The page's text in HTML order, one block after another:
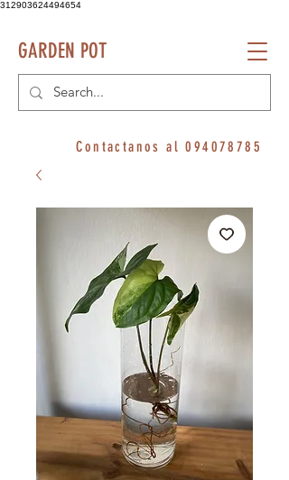
312903624494654
GARDEN POT
Contactanos al094078785